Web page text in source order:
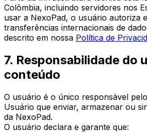
Colômbia, incluindo servidores nos
usar a NexoPad, o usuário autoriza
transferências internacionais de
descrito em nossa Política de
7. Responsabilidade do
conteúdo
O usuário é o único responsável
Usuário que enviar, armazenar ou
da NexoPad.
O usuário declara e garante que: